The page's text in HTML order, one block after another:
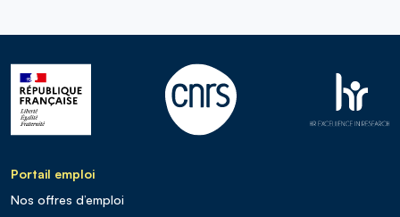
Portail emploi
Nos offres d’emploi